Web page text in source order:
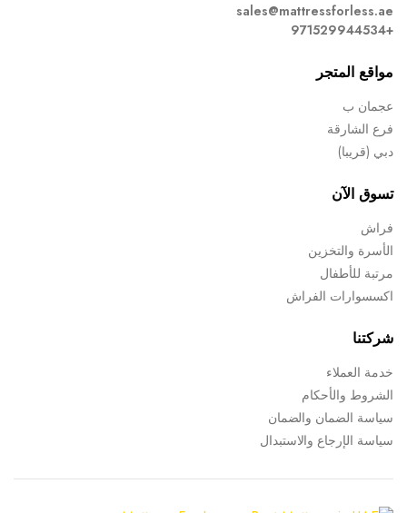
sales@mattressforless.ae
+971529944534
مواقع المتجر
عجمان ب
فرع الشارقة
دبي (قريبا)
تسوق الآن
فراش
الأسرة والتخزين
مرتبة للأطفال
اكسسوارات الفراش
شركتنا
خدمة العملاء
الشروط والأحكام
سياسة الضمان والضمان
سياسة الإرجاع والاستبدال